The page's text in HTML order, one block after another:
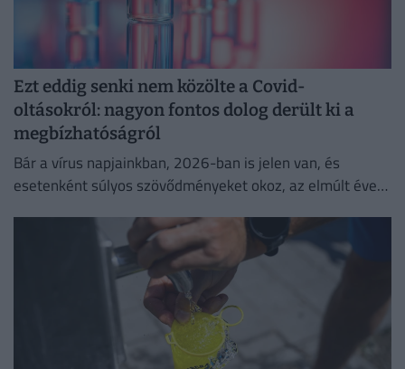
Ezt eddig senki nem közölte a Covid-
oltásokról: nagyon fontos dolog derült ki a
megbízhatóságról
Bár a vírus napjainkban, 2026-ban is jelen van, és
esetenként súlyos szövődményeket okoz, az elmúlt évek
biztonságosságát.